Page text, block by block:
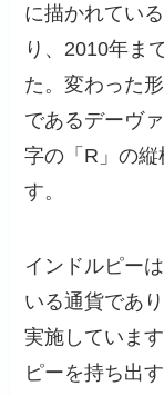
に描かれてい
り、2010年ま
た。変わった
であるデーヴ
字の「R」の
す。
インドルピー
いる通貨であ
実施していま
ピーを持ち出